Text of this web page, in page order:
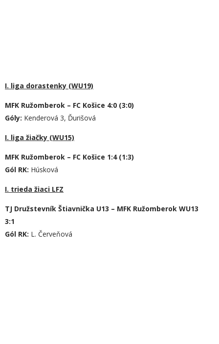
I. liga dorastenky (WU19)
MFK Ružomberok – FC Košice 4:0 (3:0)
Góly: Kenderová 3, Ďurišová
I. liga žiačky (WU15)
MFK Ružomberok – FC Košice 1:4 (1:3)
Gól RK: Húsková
I. trieda žiaci LFZ
TJ Družstevník Štiavnička U13 – MFK Ružomberok WU13
3:1
Gól RK: L. Červeňová